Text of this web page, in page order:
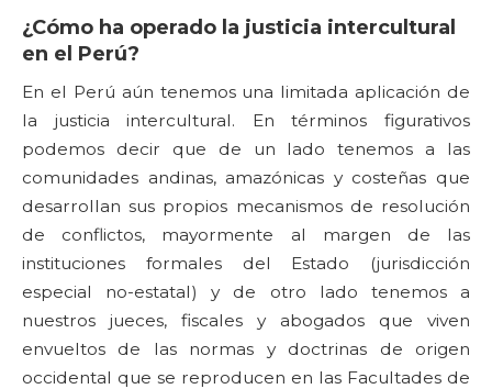
¿Cómo ha operado la justicia intercultural
en el Perú?
En el Perú aún tenemos una limitada aplicación de
la justicia intercultural. En términos figurativos
podemos decir que de un lado tenemos a las
comunidades andinas, amazónicas y costeñas que
desarrollan sus propios mecanismos de resolución
de conflictos, mayormente al margen de las
instituciones formales del Estado (jurisdicción
especial no-estatal) y de otro lado tenemos a
nuestros jueces, fiscales y abogados que viven
envueltos de las normas y doctrinas de origen
occidental que se reproducen en las Facultades de